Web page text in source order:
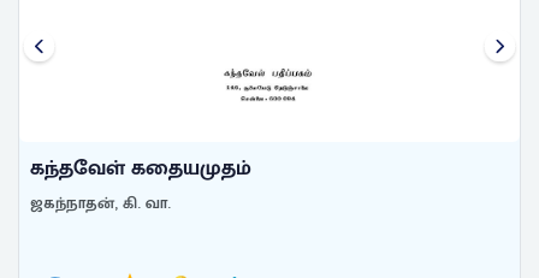
கந்தவேள் கதையமுதம்
ஜகந்நாதன், கி. வா.